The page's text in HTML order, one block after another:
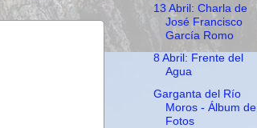
13 Abril: Charla de
José Francisco
García Romo
8 Abril: Frente del
Agua
Garganta del Río
Moros - Álbum de
Fotos